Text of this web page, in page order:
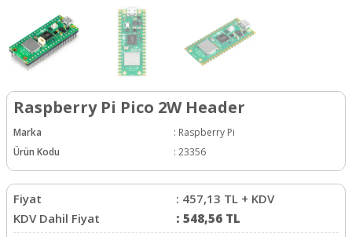
Raspberry Pi Pico 2W Header
Marka : Raspberry Pi
Ürün Kodu
: 23356
Fiyat : 457,13 TL + KDV
KDV Dahil Fiyat
: 548,56 TL